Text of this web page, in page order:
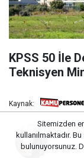
KPSS 50 İle
Teknisyen
Kaynak:
Sitemizden
kullanılmaktadır.
bulunuyorsunuz.